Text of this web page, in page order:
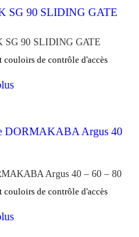
SG 90 SLIDING GATE
couloirs de contrôle d'accès
Argus 40 – 60 – 80
couloirs de contrôle d'accès